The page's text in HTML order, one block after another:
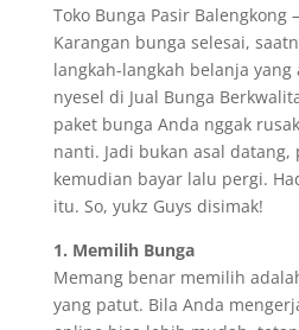
Toko Bunga Pasir Balengkong
Karangan bunga selesai,
langkah-langkah belanja
nyesel di Jual Bunga
paket bunga Anda nggak
nanti. Jadi bukan asal
kemudian bayar lalu pergi.
itu. So, yukz Guys disimak!
1. Memilih Bunga
Memang benar memilih
yang patut. Bila Anda